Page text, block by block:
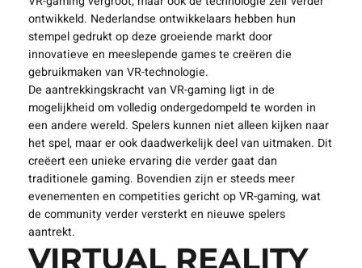
De gamingindustrie is misschien wel de grootste aanjager
van virtual reality in Nederland. Spellen zoals Beat Saber
en Half-Life: Alyx hebben niet alleen de populariteit van
VR-gaming vergroot, maar ook de technologie zelf verder
ontwikkeld. Nederlandse ontwikkelaars hebben hun
stempel gedrukt op deze groeiende markt door
innovatieve en meeslepende games te creëren die
gebruikmaken van VR-technologie.
De aantrekkingskracht van VR-gaming ligt in de
mogelijkheid om volledig ondergedompeld te worden in
een andere wereld. Spelers kunnen niet alleen kijken naar
het spel, maar er ook daadwerkelijk deel van uitmaken. Dit
creëert een unieke ervaring die verder gaat dan
traditionele gaming. Bovendien zijn er steeds meer
evenementen en competities gericht op VR-gaming, wat